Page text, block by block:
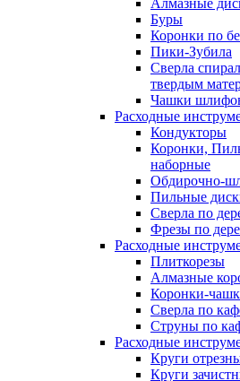
Алмазные
Буры
Коронки по
Пики-Зубила
Сверла
твердым
Чашки
Расходные
Кондукторы
Коронки,
наборные
Обдирочно-
Пильные
Сверла по
Фрезы по
Расходные
Плиткорезы
Алмазные
Коронки-
Сверла по
Струны по
Расходные
Круги
Круги